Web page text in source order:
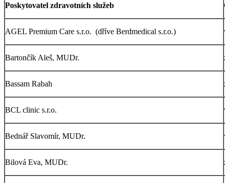
Poskytovatel zdravotních služeb
AGEL Premium Care s.r.o. (dříve Berdmedical s.r.o.)
Bartončík Aleš, MUDr.
Bassam Rabah
BCL clinic s.r.o.
Bednář Slavomír, MUDr.
Bilová Eva, MUDr.